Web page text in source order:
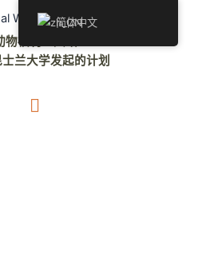
物福利工具站
兰大学发起的计划
菜
单
简体中文